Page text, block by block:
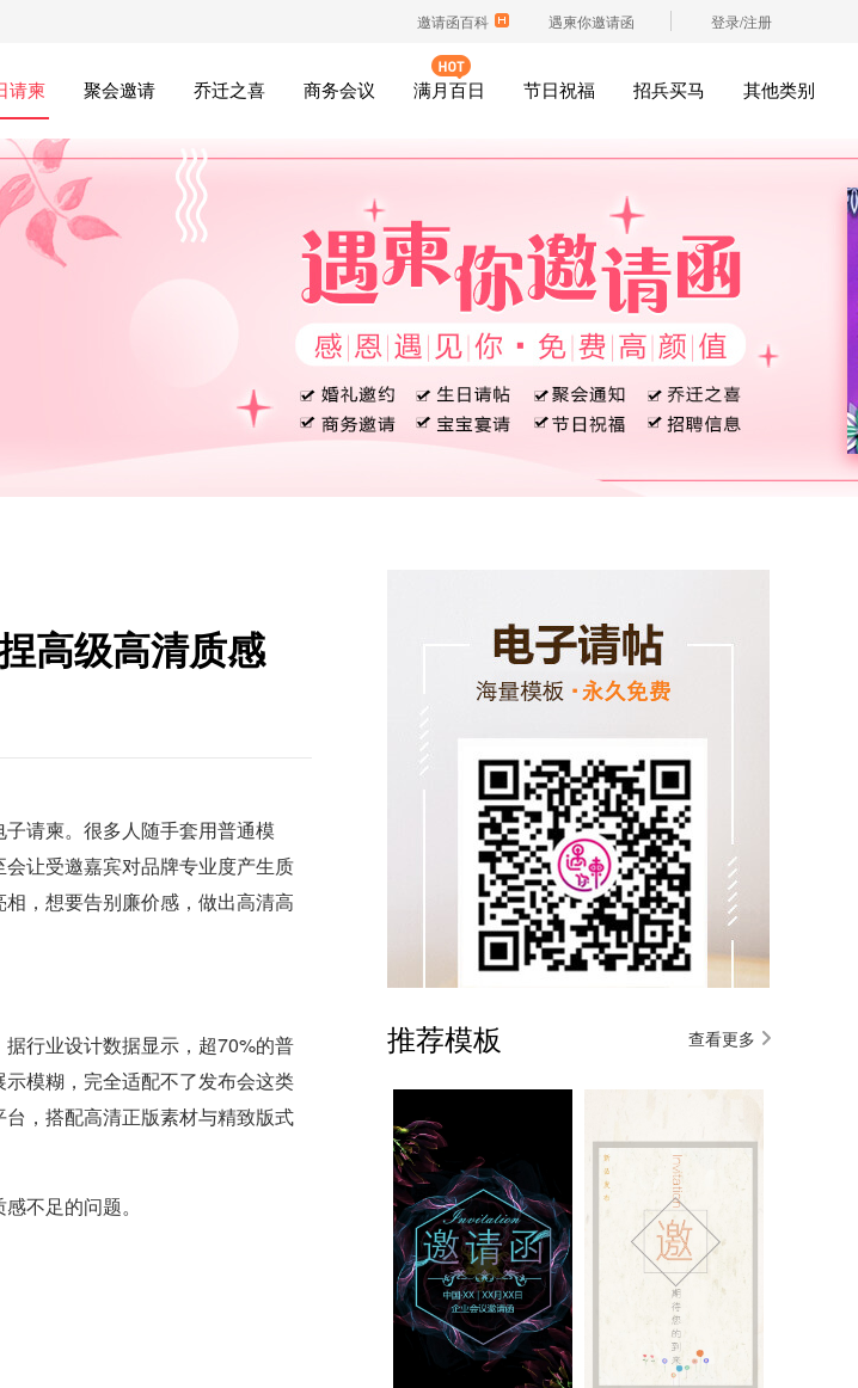
邀请函百科 遇柬你邀请函 登录/注册
请柬 聚会邀请 乔迁之喜 商务会议 满月百日 节日祝福 招兵买马 其他类别
高级高清质感
请柬。很多人随手套用普通模
让受邀嘉宾对品牌专业度产生质
，想要告别廉价感，做出高清高
行业设计数据显示，超70%的普
模糊，完全适配不了发布会这类
，搭配高清正版素材与精致版式
不足的问题。
推荐模板 查看更多